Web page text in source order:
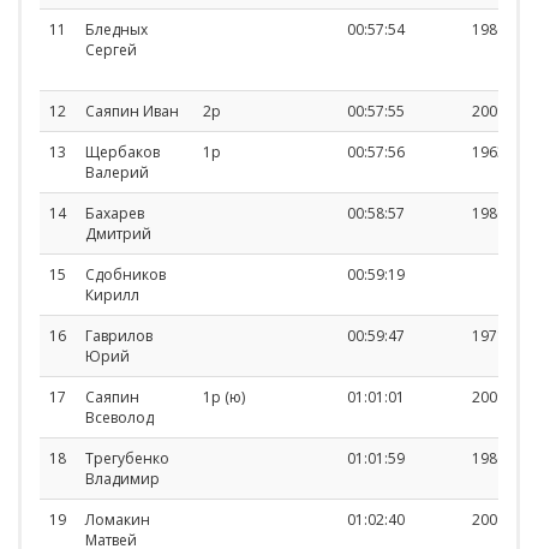
11
Бледных
Сергей
00:57:54 1986
12 Саяпин Иван 2р 00:57:55
2009
13
Щербаков
Валерий
1р 00:57:56 1963
14
Бахарев
Дмитрий
00:58:57 1986
15
Сдобников
Кирилл
00:59:19
16
Гаврилов
Юрий
00:59:47 1971
17
Саяпин
Всеволод
1р (ю) 01:01:01 2009
18
Трегубенко
Владимир
01:01:59 1986
19
Ломакин
Матвей
01:02:40 2009